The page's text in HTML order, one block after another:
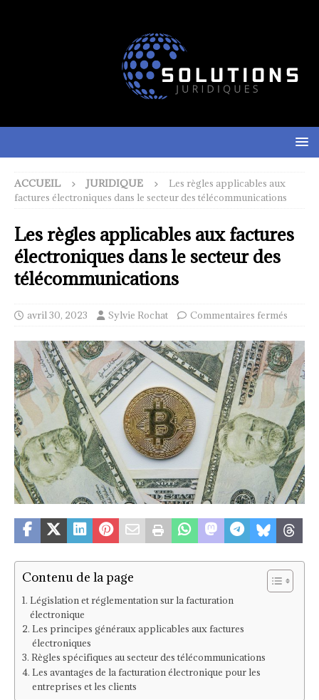
ACCUEIL JURIDIQUE
Les règles applicables aux
factures électroniques dans le secteur des télécommunications
Les règles applicables aux factures
électroniques dans le secteur des
télécommunications
avril 30, 2023 Sylvie Rochat Commentaires fermés
Contenu de la page
Législation et réglementation sur la facturation
électronique
Les principes généraux applicables aux factures
électroniques
Règles spécifiques au secteur des télécommunications
Les avantages de la facturation électronique pour les
entreprises et les clients